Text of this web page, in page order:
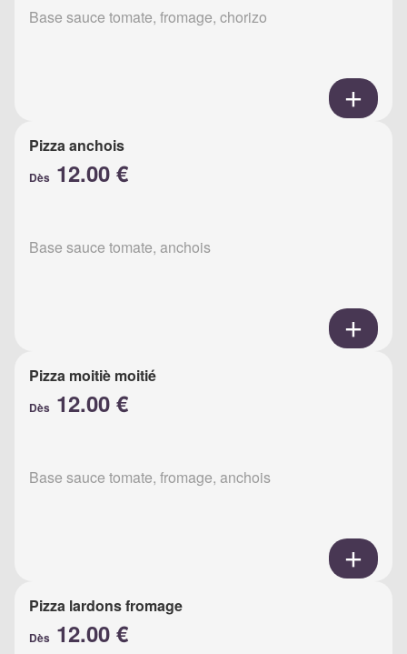
Base sauce tomate, fromage, chorizo
Pizza anchois
Dès 12.00 €
Base sauce tomate, anchois
Pizza moitiè moitié
Dès 12.00 €
Base sauce tomate, fromage, anchois
Pizza lardons fromage
Dès 12.00 €